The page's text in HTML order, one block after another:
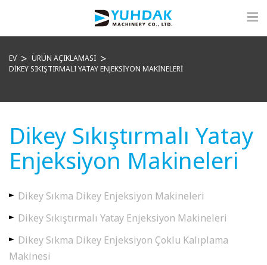
EV
ÜRÜN AÇIKLAMASI
DIKEY SIKIŞTIRMALI YATAY ENJEKSIYON MAKINELERI
Dikey Sıkıştırmalı Yatay
Enjeksiyon Makineleri
Dikey Sıkma Dikey Enjeksiyon Makineleri
Dikey Sıkıştırmalı Yatay Enjeksiyon Makineleri
Dikey Sıkma Dikey Enjeksiyon Çoklu Kalıplama
Makinesi